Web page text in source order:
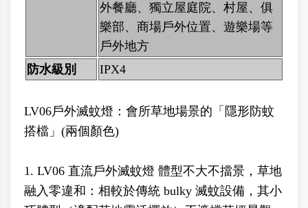
外餐廳、獨立屋庭院、村屋、俱
樂部、商場戶外位置、遊樂場等
戶外地方
防水級別
IPX4
LV06戶外滅蚊燈：會所草地場景的「隱形防蚊
搭檔」(兩個顏色)
1. LV06 直流戶外滅蚊燈 體型不大不擋景，草地
融入零違和：相較於傳統 bulky 滅蚊設備，其小